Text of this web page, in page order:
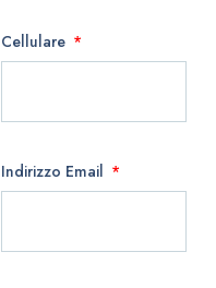
Cellulare
Indirizzo Email